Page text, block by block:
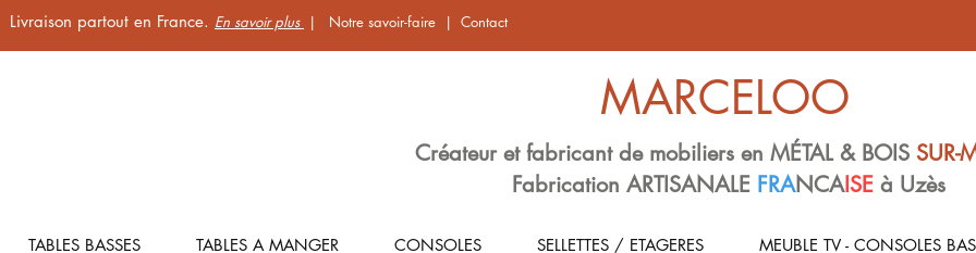
Livraison partout en France. En savoir plus | Notre savoir-faire | Contact
MARCELOO
Créateur et fabricant de mobiliers en MÉTAL & BOIS SUR-
Fabrication ARTISANALE FRANCAISE à Uzès
TABLES BASSES TABLES A MANGER CONSOLES SELLETTES / ETAGERES MEUBLE TV - CONSOLES